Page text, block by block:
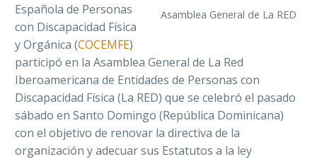
Asamblea General de La RED
Española de Personas
con Discapacidad Física
y Orgánica (COCEMFE)
participó en la Asamblea General de La Red
Iberoamericana de Entidades de Personas con
Discapacidad Física (La RED) que se celebró el pasado
sábado en Santo Domingo (República Dominicana)
con el objetivo de renovar la directiva de la
organización y adecuar sus Estatutos a la ley